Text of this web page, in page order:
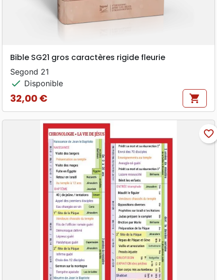
Bible SG21 gros caractères rigide fleurie
Segond 21
check Disponible
Prix
32,00 € shopping_cart
favorite_border